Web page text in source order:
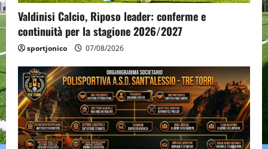
Valdinisi Calcio, Riposo leader: conferme e
continuità per la stagione 2026/2027
sportjonico 07/08/2026